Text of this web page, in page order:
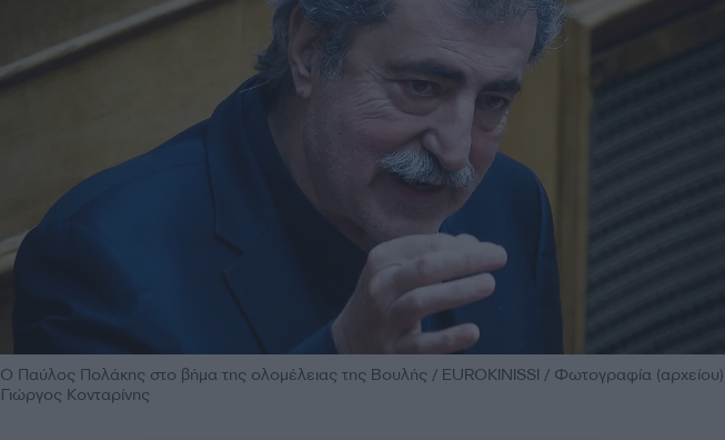
Ο Παύλος Πολάκης στο βήμα της ολομέλειας της Βουλής / EUROKINISSI / Φωτογραφία (αρχείου)
Γιώργος Κονταρίνης